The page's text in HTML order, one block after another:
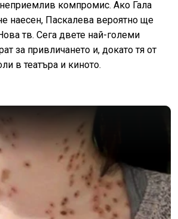
компромис. Ако Гала
наесен, Паскалева вероятно ще
тв. Сега двете най-големи
за привличането и, докато тя от
в театъра и киното.